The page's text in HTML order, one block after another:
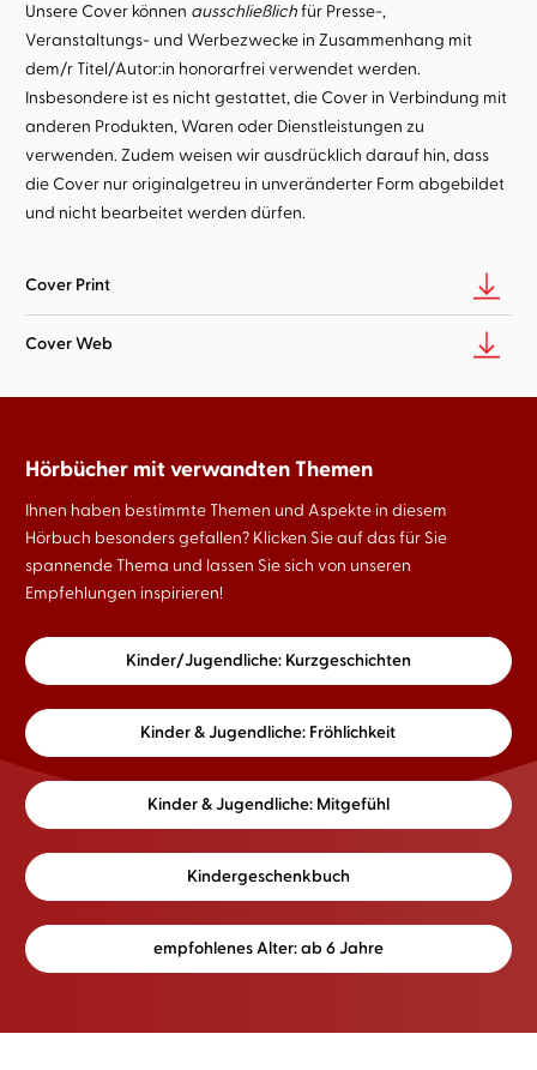
Unsere Cover können ausschließlichfür Presse-,
Veranstaltungs- und Werbezwecke in Zusammenhang mit
dem/r Titel/Autor:in honorarfrei verwendet werden.
Insbesondere ist es nicht gestattet, die Cover in Verbindung mit
anderen Produkten, Waren oder Dienstleistungen zu
verwenden. Zudem weisen wir ausdrücklich darauf hin, dass
die Cover nur originalgetreu in unveränderter Form abgebildet
und nicht bearbeitet werden dürfen.
Cover Print
Cover Web
Hörbücher mit verwandten Themen
Ihnen haben bestimmte Themen und Aspekte in diesem
Hörbuch besonders gefallen? Klicken Sie auf das für Sie
spannende Thema und lassen Sie sich von unseren
Empfehlungen inspirieren!
Kinder/Jugendliche: Kurzgeschichten
Kinder & Jugendliche: Fröhlichkeit
Kinder & Jugendliche: Mitgefühl
Kindergeschenkbuch
empfohlenes Alter: ab 6 Jahre